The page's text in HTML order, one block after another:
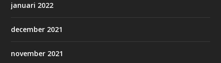
januari 2022
december 2021
november 2021